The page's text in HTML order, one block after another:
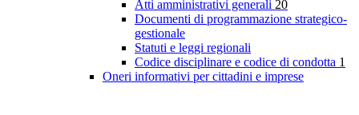
Atti amministrativi generali 20
Documenti di programmazione strategico-
gestionale
Statuti e leggi regionali
Codice disciplinare e codice di condotta 1
Oneri informativi per cittadini e imprese